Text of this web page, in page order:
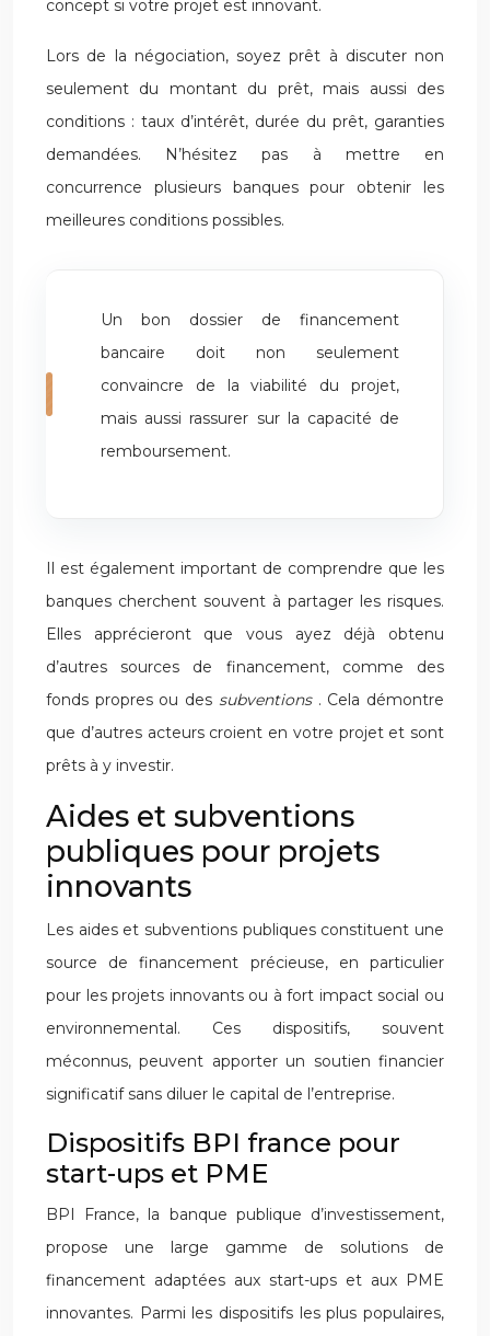
concept si votre projet est innovant.
Lors de la négociation, soyez prêt à discuter non
seulement du montant du prêt, mais aussi des
conditions : taux d’intérêt, durée du prêt, garanties
demandées. N’hésitez pas à mettre en
concurrence plusieurs banques pour obtenir les
meilleures conditions possibles.
Un bon dossier de financement
bancaire doit non seulement
convaincre de la viabilité du projet,
mais aussi rassurer sur la capacité de
remboursement.
Il est également important de comprendre que les
banques cherchent souvent à partager les risques.
Elles apprécieront que vous ayez déjà obtenu
d’autres sources de financement, comme des
fonds propres ou des subventions . Cela démontre
que d’autres acteurs croient en votre projet et sont
prêts à y investir.
Aides et subventions
publiques pour projets
innovants
Les aides et subventions publiques constituent une
source de financement précieuse, en particulier
pour les projets innovants ou à fort impact social ou
environnemental. Ces dispositifs, souvent
méconnus, peuvent apporter un soutien financier
significatif sans diluer le capital de l’entreprise.
Dispositifs BPI france pour
start-ups et PME
BPI France, la banque publique d’investissement,
propose une large gamme de solutions de
financement adaptées aux start-ups et aux PME
innovantes. Parmi les dispositifs les plus populaires,